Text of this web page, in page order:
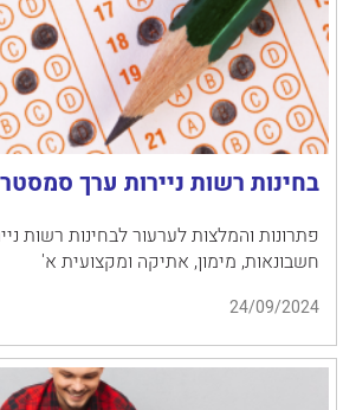
בחינות רשות ניירות ערך סמסטר ב'
פתרונות והמלצות לערעור לבחינות רשות
חשבונאות, מימון, אתיקה ומקצועית א'
24/09/2024